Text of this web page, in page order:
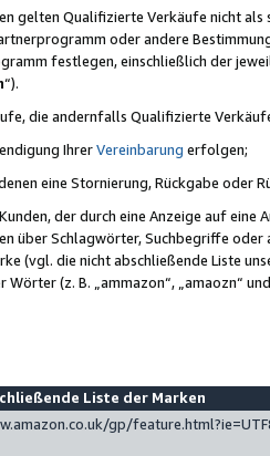
gelten Qualifizierte Verkäufe nicht
oder andere
festlegen, einschließlich der
“).
die andernfalls Qualifizierte
IhrerVereinbarung erfolgen;
eine Stornierung, Rückgabe oder
der durch eine Anzeige auf
über Schlagwörter, Suchbegriffe
(vgl. die nicht abschließende Liste
(z. B. „ammazon“, „amaozn“
Liste der Marken
gp/